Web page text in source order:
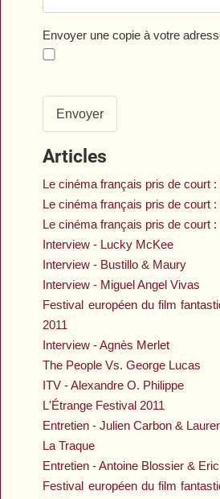
Envoyer une copie à votre
Envoyer
Articles
Le cinéma français pris de court
Le cinéma français pris de court
Le cinéma français pris de court
Interview - Lucky McKee
Interview - Bustillo & Maury
Interview - Miguel Angel Vivas
Festival européen du film
2011
Interview - Agnès Merlet
The People Vs. George Lucas
ITV - Alexandre O. Philippe
L'Étrange Festival 2011
Entretien - Julien Carbon &
La Traque
Entretien - Antoine Blossier &
Festival européen du film